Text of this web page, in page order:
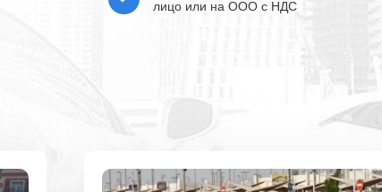
лицо или на ООО с НДС